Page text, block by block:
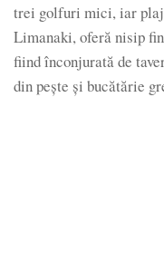
trei golfuri mici, iar
Limanaki, oferă nisip
fiind înconjurată de
din peşte şi bucătărie